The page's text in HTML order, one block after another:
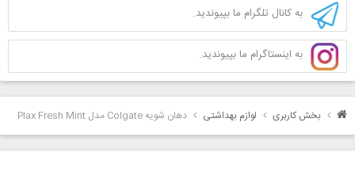
به کانال تلگرام ما بپیوندید.
به اینستاگرام ما بپیوندید.
بخش کاربری لوازم بهداشتی دهان شویه Colgate مدل Plax Fresh Mint